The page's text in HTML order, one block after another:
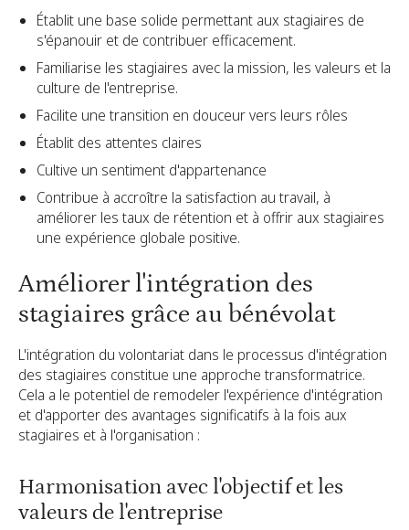
Établit une base solide permettant aux stagiaires de
s'épanouir et de contribuer efficacement.
Familiarise les stagiaires avec la mission, les valeurs et la
culture de l'entreprise.
Facilite une transition en douceur vers leurs rôles
Établit des attentes claires
Cultive un sentiment d'appartenance
Contribue à accroître la satisfaction au travail, à
améliorer les taux de rétention et à offrir aux stagiaires
une expérience globale positive.
Améliorer l'intégration des
stagiaires grâce au bénévolat
L'intégration du volontariat dans le processus d'intégration
des stagiaires constitue une approche transformatrice.
Cela a le potentiel de remodeler l'expérience d'intégration
et d'apporter des avantages significatifs à la fois aux
stagiaires et à l'organisation :
Harmonisation avec l'objectif et les
valeurs de l'entreprise